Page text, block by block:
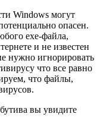
Windows могут
опасен.
exe-файла,
и не известен
нужно игнорировать
что все равно
что файлы,
вы увидите